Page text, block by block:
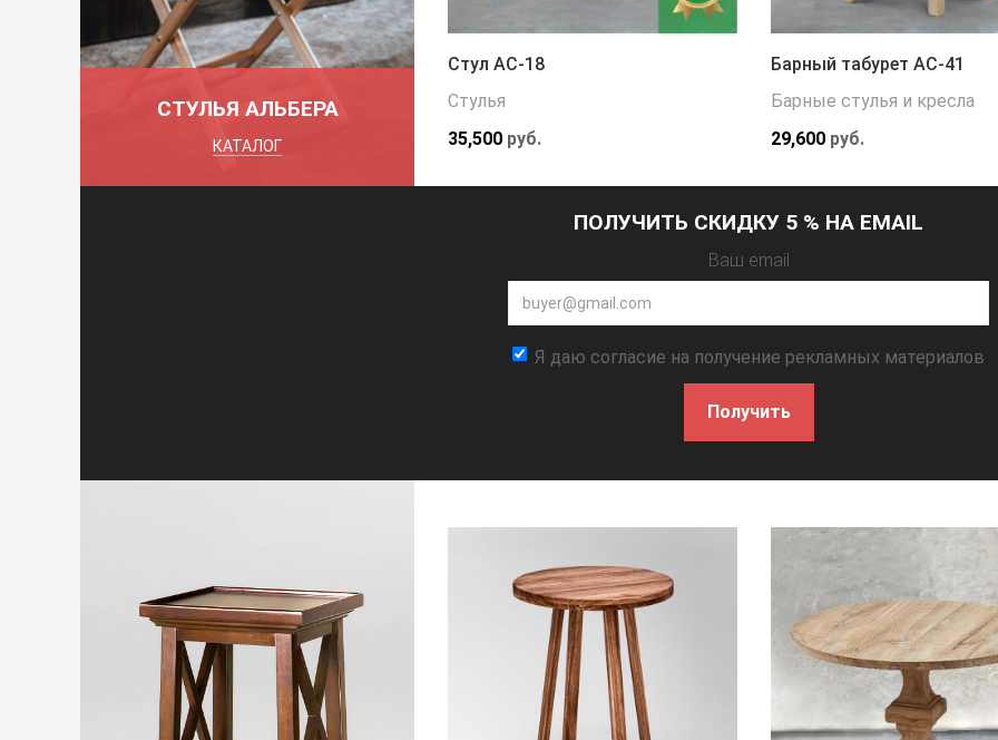
СТУЛЬЯ АЛЬБЕРА
КАТАЛОГ
Стул АС-18
Стулья
35,500 руб.
Барный табурет АС-41
Барные стулья и кресла
29,600 руб.
ПОЛУЧИТЬ СКИДКУ 5 % НА EMAIL
Ваш email
Я даю согласие на получение рекламных материалов
Получить